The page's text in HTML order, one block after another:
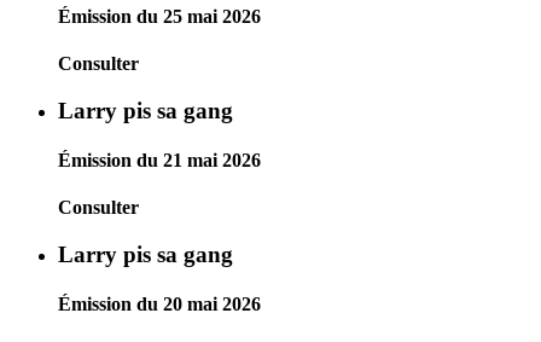
Émission du 25 mai 2026
Consulter
Larry pis sa gang
Émission du 21 mai 2026
Consulter
Larry pis sa gang
Émission du 20 mai 2026